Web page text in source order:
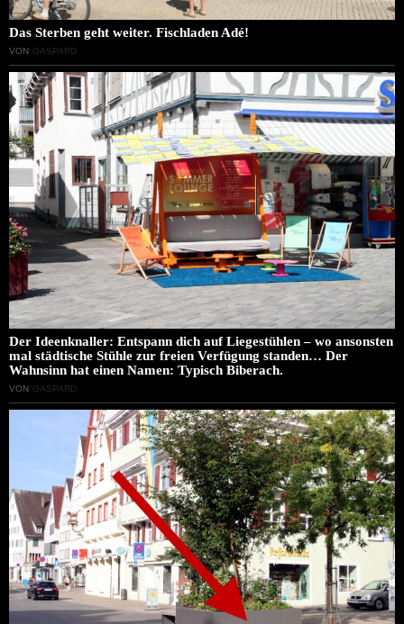
Das Sterben geht weiter. Fischladen Adé!
VON GASPARD
Der Ideenknaller: Entspann dich auf Liegestühlen – wo ansonsten
mal städtische Stühle zur freien Verfügung standen… Der
Wahnsinn hat einen Namen: Typisch Biberach.
VON GASPARD